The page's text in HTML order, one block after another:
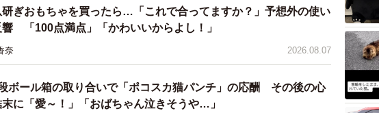
ネの側面からパシャリ（提供：狐仙人乃弟子 トコノオルタさん）
ぎおもちゃを買ったら…「これで合ってますか？」予想外の使い
「100点満点」「かわいいからよし！」
奈 2026.08.07
ボール箱の取り合いで「ポコスカ猫パンチ」の応酬 その後の心
に「愛～！」「おばちゃん泣きそうや…」